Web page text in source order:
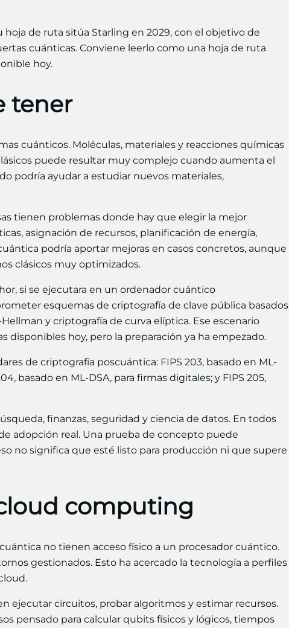
de ruta sitúa Starling en 2029, con el objetivo de
cuánticas. Conviene leerlo como una hoja de ruta
hoy.
tener
cuánticos. Moléculas, materiales y reacciones químicas
puede resultar muy complejo cuando aumenta el
podría ayudar a estudiar nuevos materiales,
tienen problemas donde hay que elegir la mejor
asignación de recursos, planificación de energía,
podría aportar mejoras en casos concretos, aunque
clásicos muy optimizados.
si se ejecutara en un ordenador cuántico
esquemas de criptografía de clave pública basados
y criptografía de curva elíptica. Ese escenario
disponibles hoy, pero la preparación ya ha empezado.
de criptografía poscuántica: FIPS 203, basado en ML-
basado en ML-DSA, para firmas digitales; y FIPS 205,
finanzas, seguridad y ciencia de datos. En todos
adopción real. Una prueba de concepto puede
no significa que esté listo para producción ni que supere
computing
no tienen acceso físico a un procesador cuántico.
gestionados. Esto ha acercado la tecnología a perfiles
ejecutar circuitos, probar algoritmos y estimar recursos.
pensado para calcular qubits físicos y lógicos, tiempos